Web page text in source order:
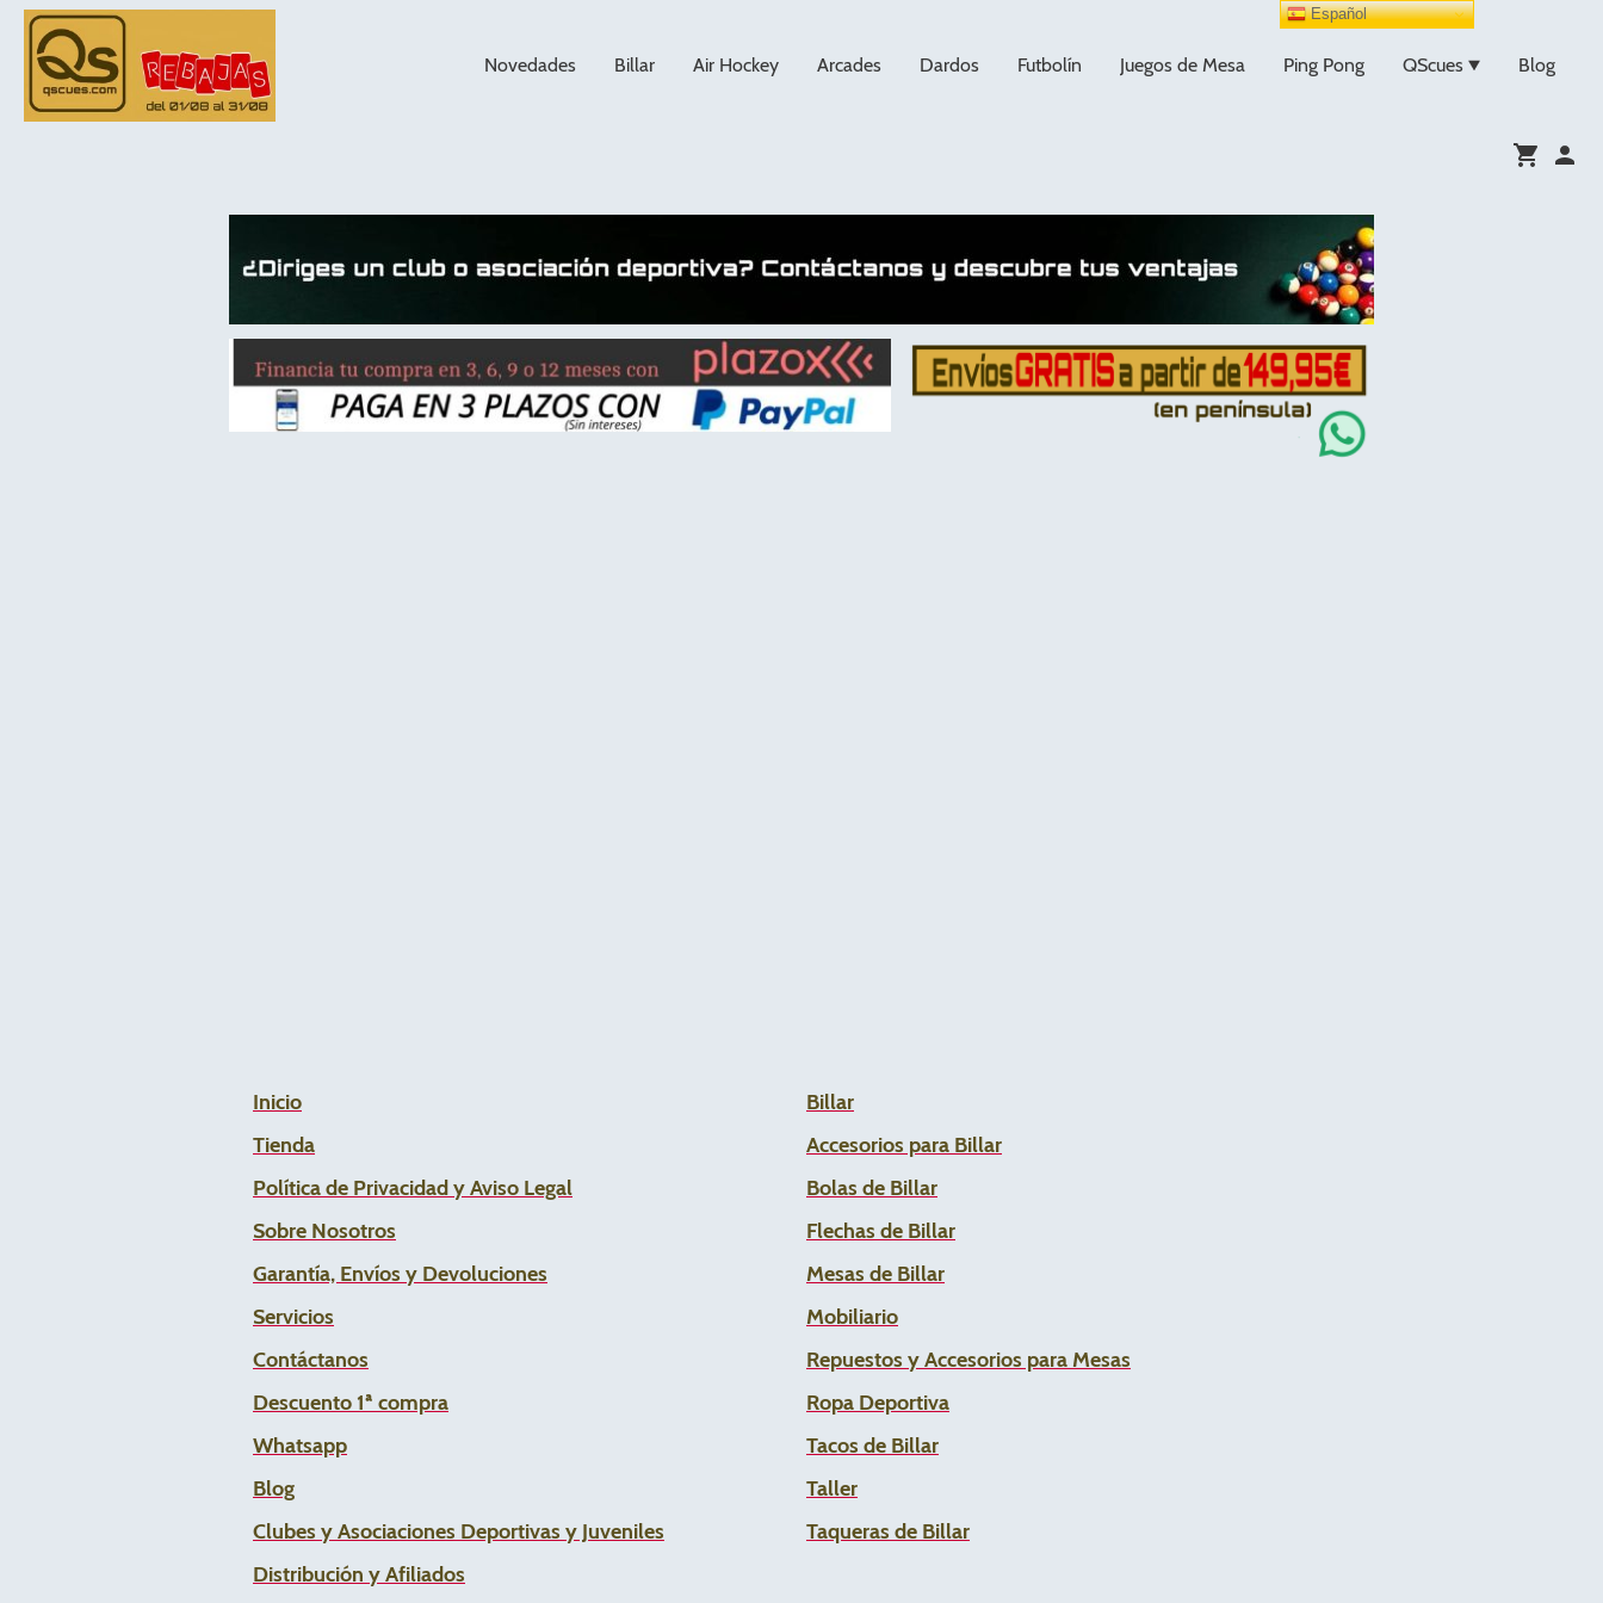
Novedades Billar Air Hockey Arcades Dardos Futbolín Juegos de Mesa Ping Pong QScues Blog
Inicio
Tienda
Política de Privacidad y Aviso Legal
Sobre Nosotros
Garantía, Envíos y Devoluciones
Servicios
Contáctanos
Descuento 1ª compra
Whatsapp
Blog
Clubes y Asociaciones Deportivas y Juveniles
Distribución y Afiliados
Billar
Accesorios para Billar
Bolas de Billar
Flechas de Billar
Mesas de Billar
Mobiliario
Repuestos y Accesorios para Mesas
Ropa Deportiva
Tacos de Billar
Taller
Taqueras de Billar
Español